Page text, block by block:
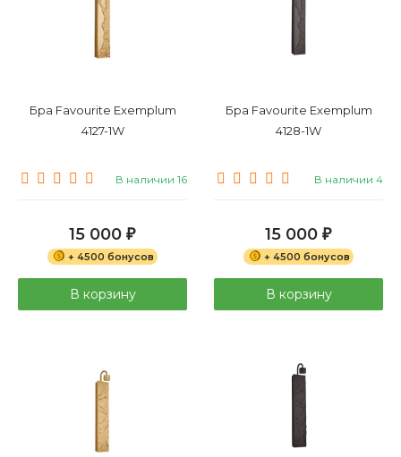
Бра Favourite Exemplum
4127-1W
В наличии 16
15 000 ₽
+ 4500 бонусов
В корзину
Бра Favourite Exemplum
4128-1W
В наличии 4
15 000 ₽
+ 4500 бонусов
В корзину